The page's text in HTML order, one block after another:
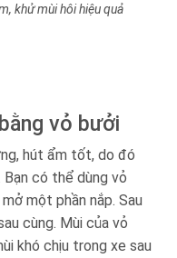
khử mùi hôi hiệu quả
vỏ bưởi
hút ẩm tốt, do đó
có thể dùng vỏ
một phần nắp. Sau
cùng. Mùi của vỏ
khó chịu trong xe sau